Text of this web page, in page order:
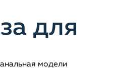
для
модели